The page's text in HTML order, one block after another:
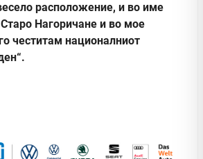
расположение, и во име
Нагоричане и во мое
честитам националниот